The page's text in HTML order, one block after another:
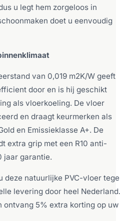
u legt hem zorgeloos in
doet u eenvoudig
van 0,019 m2K/W geeft
door en is hij geschikt
als vloerkoeling. De vloer
en draagt keurmerken als
en Emissieklasse A+. De
extra grip met een R10 anti-
jaar garantie.
deze natuurlijke PVC-vloer
levering door heel Nederland.
ontvang 5% extra korting op uw